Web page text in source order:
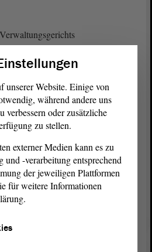
Antragabgelehnt. Zur
aus, die Voraussetzungen für
in das Verfahren
vor.“
Gerichts hier in Magdeburg
Der Verfassungsschutz
aufgrund einer bestehenden
eine fundierte Analyse und
Ein Verwaltungsgericht hat
Einschätzung bestätigt.
nicht erforderlich,
Regeln in unserer
unserer Website. Einige von
während andere uns
verbessern oder zusätzliche
zu stellen.
externer Medien kann es zu
und -verarbeitung entsprechend
der jeweiligen Plattformen
für weitere Informationen